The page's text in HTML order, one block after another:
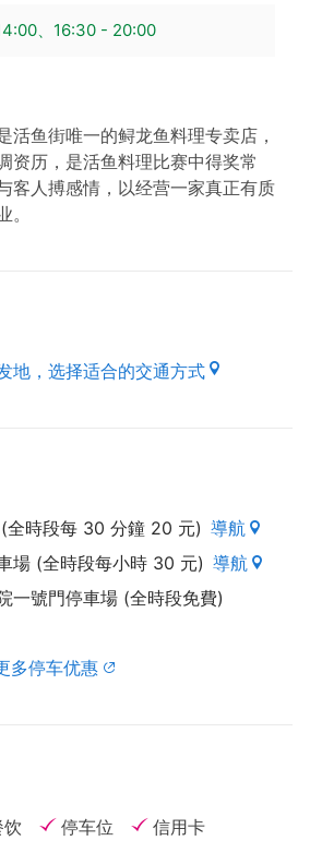
、16:30 - 20:00
活鱼街唯一的鲟龙鱼料理专卖店，
资历，是活鱼料理比赛中得奖常
客人搏感情，以经营一家真正有质
地，选择适合的交通方式
全時段每 30 分鐘 20 元) 導航
場 (全時段每小時 30 元) 導航
一號門停車場 (全時段免費)
多停车优惠
饮 停车位
信用卡